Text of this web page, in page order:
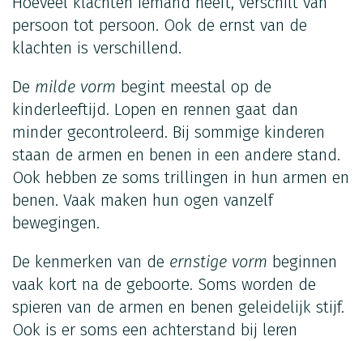
persoon tot persoon. Ook de ernst van de
klachten is verschillend.
De milde vorm begint meestal op de
kinderleeftijd. Lopen en rennen gaat dan
minder gecontroleerd. Bij sommige kinderen
staan de armen en benen in een andere stand.
Ook hebben ze soms trillingen in hun armen en
benen. Vaak maken hun ogen vanzelf
bewegingen.
De kenmerken van de ernstige vorm beginnen
vaak kort na de geboorte. Soms worden de
spieren van de armen en benen geleidelijk stijf.
Ook is er soms een achterstand bij leren